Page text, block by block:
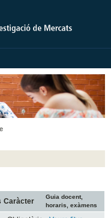
Caràcter
Guia docent,
horaris, exàmens